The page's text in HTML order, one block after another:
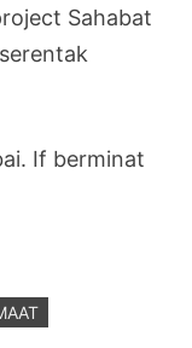
Sahabat
If berminat